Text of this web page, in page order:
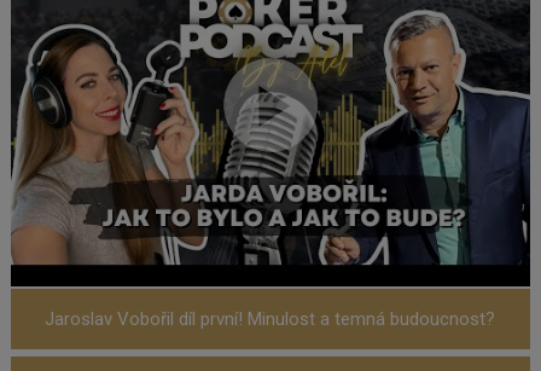
Jaroslav Vobořil díl první! Minulost a temná budoucnost?